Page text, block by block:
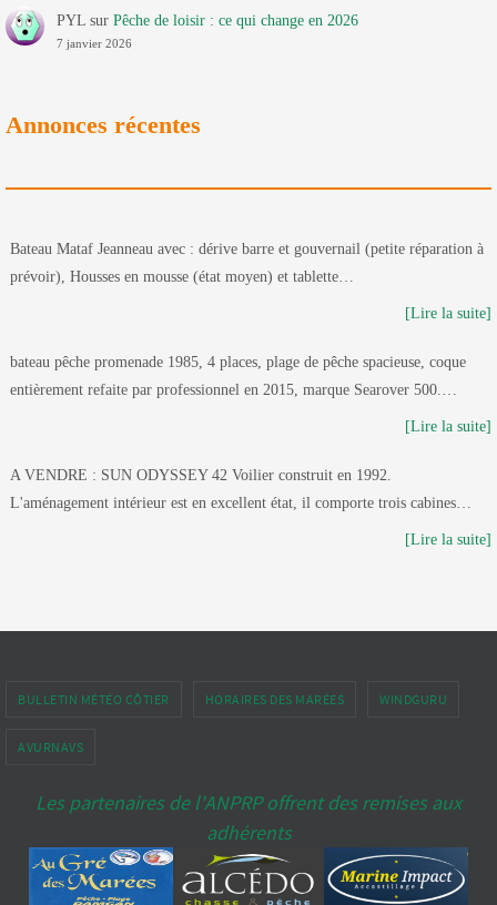
PYLsur Pêche de loisir : ce qui change en 2026
7 janvier 2026
Annonces récentes
Bateau Mataf Jeanneau avec : dérive barre et gouvernail (petite réparation à
prévoir), Housses en mousse (état moyen) et tablette…
[Lire la suite]
bateau pêche promenade 1985, 4 places, plage de pêche spacieuse, coque
entièrement refaite par professionnel en 2015, marque Searover 500.…
[Lire la suite]
A VENDRE : SUN ODYSSEY 42 Voilier construit en 1992.
L'aménagement intérieur est en excellent état, il comporte trois cabines…
[Lire la suite]
BULLETIN MÉTÉO CÔTIER HORAIRES DES MARÉES WINDGURU
AVURNAVS
Les partenaires de l'ANPRP offrent des remises aux
adhérents